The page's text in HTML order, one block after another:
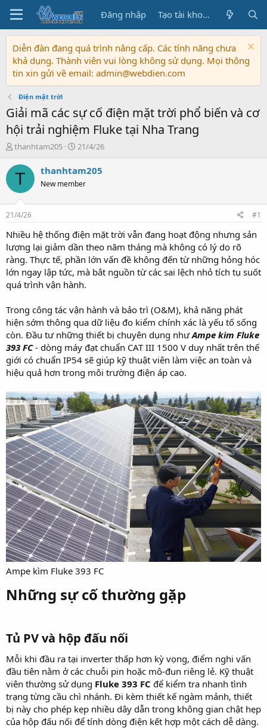
Đăng nhập Tạo tài khoản
Diễn đàn đang quá trình nâng cấp. Các tính năng chưa
khả dụng. Thành viên vui lòng không sử dụng. Mọi thông
tin xin gửi về email: admin@webdien.com
Điện mặt trời
Giải mã các sự cố điện mặt trời phổ biến và cơ
hội trải nghiệm Fluke tại Nha Trang
T
r
e
a
s
t
a
r
t
e
r
thanhtam205
N
à
b
ầ
u
21/4/26
T thanhtam205
New member
21/4/26 #1
Nhiều hệ thống điện mặt trời vẫn đang hoạt động nhưng sản
lượng lại giảm dần theo năm tháng mà không có lý do rõ
ràng. Thực tế, phần lớn vấn đề không đến từ những hỏng hóc
lớn ngay lập tức, mà bắt nguồn từ các sai lệch nhỏ tích tụ suốt
quá trình vận hành.
Trong công tác vận hành và bảo trì (O&M), khả năng phát
hiện sớm thông qua dữ liệu đo kiểm chính xác là yếu tố sống
còn. Đầu tư những thiết bị chuyên dụng nhưAmpe kìm Fluke
393 FC- dòng máy đạt chuẩn CAT III 1500 V duy nhất trên thế
giới có chuẩn IP54 sẽ giúp kỹ thuật viên làm việc an toàn và
hiệu quả hơn trong môi trường điện áp cao.
Ampe kìm Fluke 393 FC
Những sự cố thường gặp​
Tủ PV và hộp đấu nối​
Mỗi khi đầu ra tại inverter thấp hơn kỳ vọng, điểm nghi vấn
đầu tiên nằm ở các chuỗi pin hoặc mô-đun riêng lẻ. Kỹ thuật
viên thường sử dụng Fluke 393 FC để kiểm tra nhanh tình
trạng từng cầu chì nhánh. Đi kèm thiết kế ngàm mảnh, thiết
bị này cho phép kẹp nhiều dây dẫn trong không gian chật hẹp
của hộp đấu nối để tính dòng điện kết hợp một cách dễ dàng.